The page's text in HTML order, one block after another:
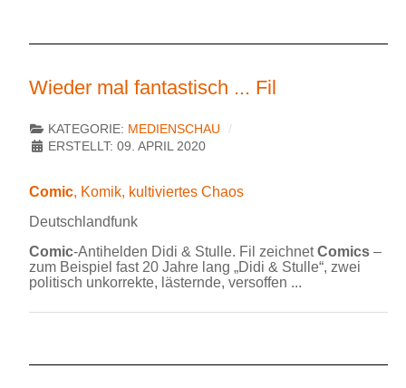
Wieder mal fantastisch ... Fil
KATEGORIE: MEDIENSCHAU
ERSTELLT: 09. APRIL 2020
Comic, Komik, kultiviertes Chaos
Deutschlandfunk
Comic-Antihelden Didi & Stulle. Fil zeichnetComics –
zum Beispiel fast 20 Jahre lang „Didi & Stulle“, zwei
politisch unkorrekte, lästernde, versoffen ...